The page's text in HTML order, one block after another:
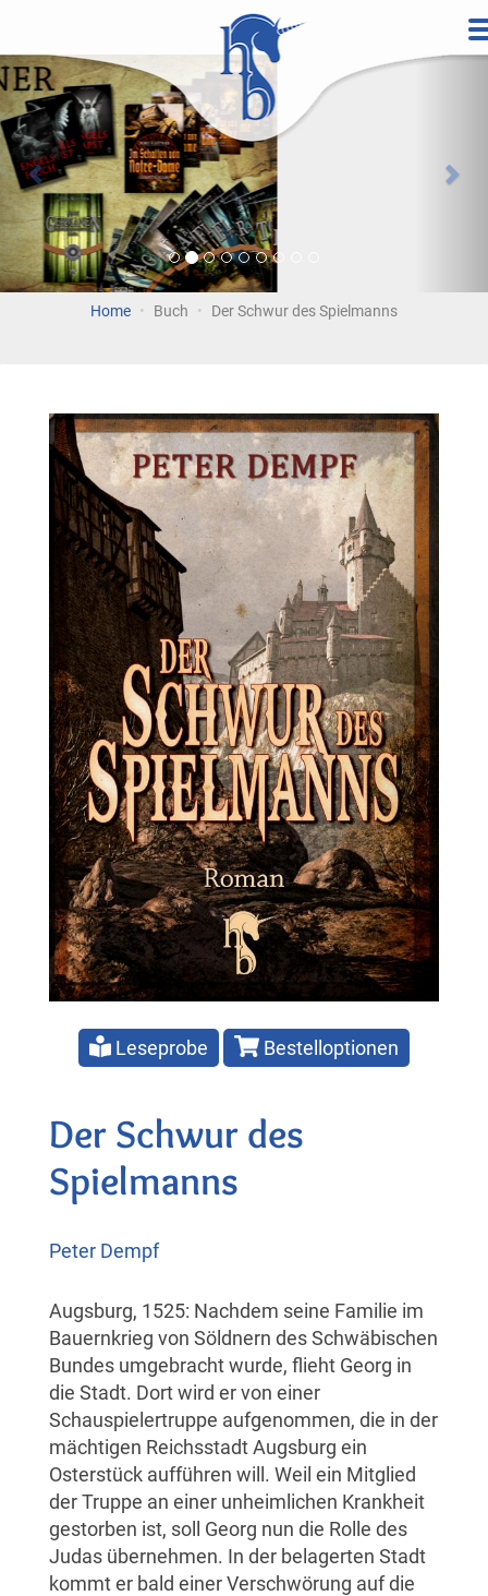
InhaltVorherige
Home Buch Der Schwur des Spielmanns
Leseprobe Bestelloptionen
Der Schwur des
Spielmanns
Peter Dempf
Augsburg, 1525: Nachdem seine Familie im
Bauernkrieg von Söldnern des Schwäbischen
Bundes umgebracht wurde, flieht Georg in
die Stadt. Dort wird er von einer
Schauspielertruppe aufgenommen, die in der
mächtigen Reichsstadt Augsburg ein
Osterstück aufführen will. Weil ein Mitglied
der Truppe an einer unheimlichen Krankheit
gestorben ist, soll Georg nun die Rolle des
Judas übernehmen. In der belagerten Stadt
kommt er bald einer Verschwörung auf die